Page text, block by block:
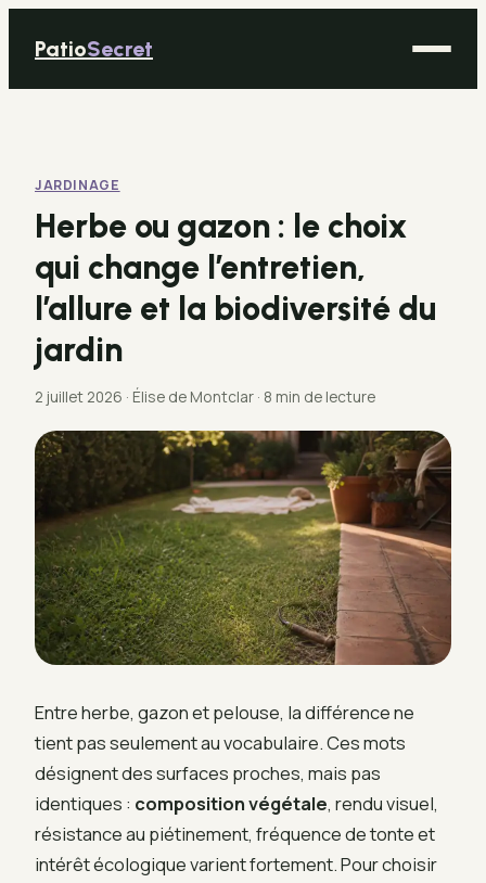
PatioSecret
Bricolage
Déco
Immobilier
Jardinage
JARDINAGE
Herbe ou gazon : le choix
qui change l’entretien,
l’allure et la biodiversité du
jardin
2 juillet 2026 · Élise de Montclar · 8 min de lecture
Entre herbe, gazon et pelouse, la différence ne
tient pas seulement au vocabulaire. Ces mots
désignent des surfaces proches, mais pas
identiques : composition végétale, rendu visuel,
résistance au piétinement, fréquence de tonte et
intérêt écologique varient fortement. Pour choisir